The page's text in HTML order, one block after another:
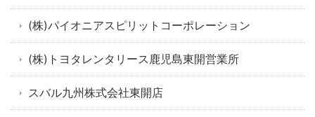
(株)パイオニアスピリットコーポレーション
(株)トヨタレンタリース鹿児島東開営業所
スバル九州株式会社東開店